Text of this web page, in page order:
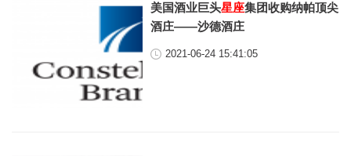
美国酒业巨头星座集团收购纳帕顶尖
酒庄——沙德酒庄
2021-06-24 15:41:05